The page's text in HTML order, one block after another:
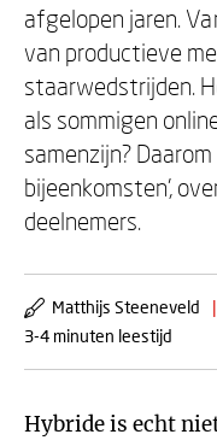
afgelopen jaren.
van productieve
staarwedstrijden.
als sommigen
samenzijn?
bijeenkomsten’,
deelnemers.
Matthijs Steeneveld |
3-4 minuten leestijd
Hybride is echt